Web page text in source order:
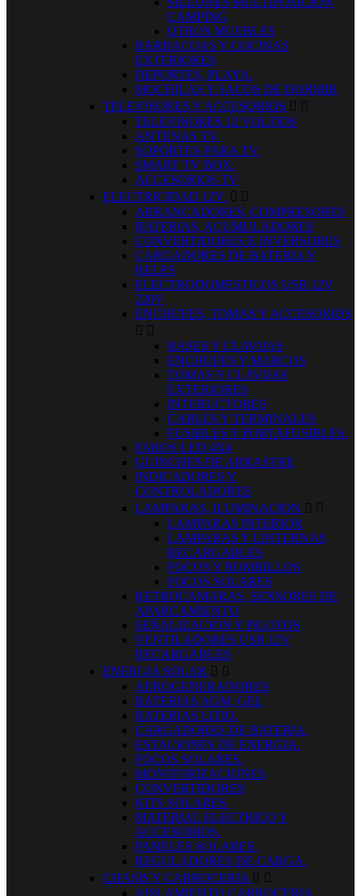
CAMPING
OTROS MUEBLES
BARBACOAS Y COCINAS
EXTERIORES
DEPORTES, PLAYA.
MOCHILAS Y SACOS DE DORMIR
TELEVISORES Y ACCESORIOS  
TELEVISORES 12 VOLTIOS
ANTENAS TV.
SOPORTES PARA TV.
SMART TV BOX.
ACCESORIOS TV
ELECTRICIDAD 12V.  
ARRANCADORES, COMPRESORES
BATERIAS, ACUMULADORES
CONVERTIDORES E INVERSORES
CARGADORES DE BATERIA Y
RELES
ELECTRODOMESTICOS USB 12V
220V
ENCHUFES, TOMAS Y ACCESORIOS
 
BASES Y CLAVIJAS
ENCHUFES Y MARCOS
TOMAS Y CLAVIJAS
EXTERIORES
INTERUCTORES
CABLES Y TERMINALES
FUSIBLES Y PORTAFUSIBLES.
FAROS LED 4X4
GUINCHES DE ARRASTRE
INDICADORES Y
CONTROLADORES
LAMPARAS, ILUMINACION  
LAMPARAS INTERIOR
LAMPARAS Y LINTERNAS
RECARGABLES
FOCOS Y BOMBILLOS
FOCOS SOLARES
RETROCAMARAS, SENSORES DE
APARCAMIENTO
SEÑALIZACIÓN Y PILOTOS
VENTILADORES USB 12V
RECARGABLES
ENERGIA SOLAR  
AEROGENERADORES
BATERIAS AGM, GEL
BATERIAS LITIO.
CARGADORES DE BATERIA.
ESTACIONES DE ENERGIA.
FOCOS SOLARES.
MONITORIZACIONES
CONVERTIDORES
KITS SOLARES.
MATERIAL ELECTRICO Y
ACCESORIOS.
PANELES SOLARES.
REGULADORES DE CARGA.
CHASIS Y CARROCERIA  
AISLAMIENTO CARROCERIA